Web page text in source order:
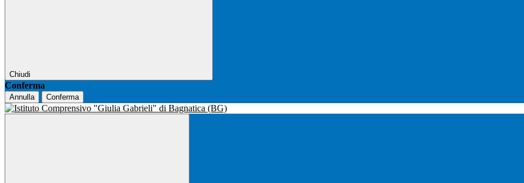
Chiudi
Conferma
Annulla Conferma